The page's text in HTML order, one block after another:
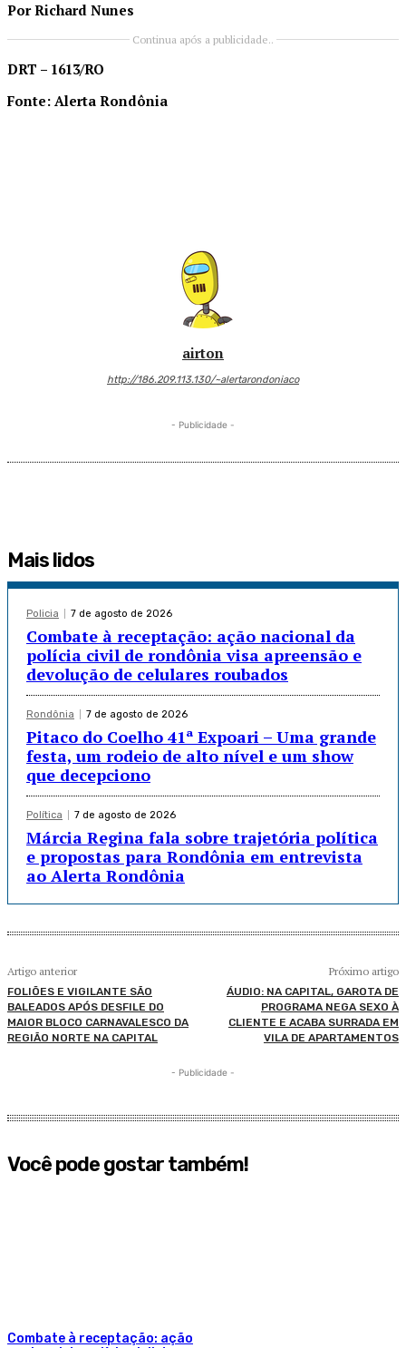
Por Richard Nunes
Continua após a publicidade..
DRT – 1613/RO
Fonte: Alerta Rondônia
airton
http://186.209.113.130/~alertarondoniaco
- Publicidade -
Mais lidos
Policia 7 de agosto de 2026
Combate à receptação: ação nacional da
polícia civil de rondônia visa apreensão e
devolução de celulares roubados
Rondônia 7 de agosto de 2026
Pitaco do Coelho 41ª Expoari – Uma grande
festa, um rodeio de alto nível e um show
que decepciono
Política 7 de agosto de 2026
Márcia Regina fala sobre trajetória política
e propostas para Rondônia em entrevista
ao Alerta Rondônia
Artigo anterior
FOLIÕES E VIGILANTE SÃO
BALEADOS APÓS DESFILE DO
MAIOR BLOCO CARNAVALESCO DA
REGIÃO NORTE NA CAPITAL
Próximo artigo
ÁUDIO: NA CAPITAL, GAROTA DE
PROGRAMA NEGA SEXO À
CLIENTE E ACABA SURRADA EM
VILA DE APARTAMENTOS
- Publicidade -
Você pode gostar também!
Combate à receptação: ação